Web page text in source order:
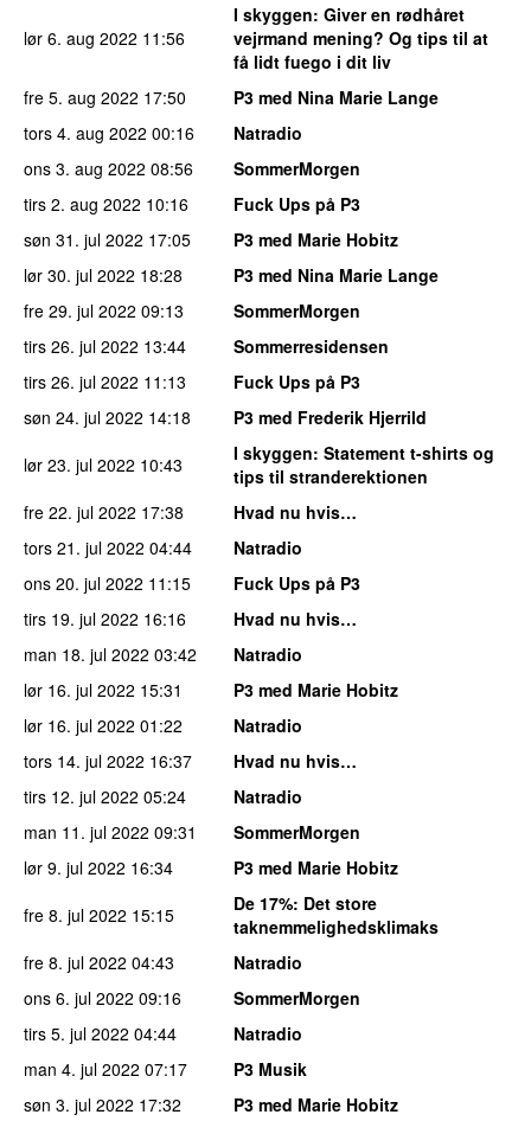
lør 6. aug 2022 11:56
I skyggen: Giver en rødhåret
vejrmand mening? Og tips til at
få lidt fuego i dit liv
fre 5. aug 2022 17:50
P3 med Nina Marie Lange
tors 4. aug 2022 00:16
Natradio
ons 3. aug 2022 08:56
SommerMorgen
tirs 2. aug 2022 10:16
Fuck Ups på P3
søn 31. jul 2022 17:05
P3 med Marie Hobitz
lør 30. jul 2022 18:28
P3 med Nina Marie Lange
fre 29. jul 2022 09:13
SommerMorgen
tirs 26. jul 2022 13:44
Sommerresidensen
tirs 26. jul 2022 11:13
Fuck Ups på P3
søn 24. jul 2022 14:18
P3 med Frederik Hjerrild
lør 23. jul 2022 10:43 I skyggen: Statement t-shirts og
tips til stranderektionen
fre 22. jul 2022 17:38
Hvad nu hvis…
tors 21. jul 2022 04:44
Natradio
ons 20. jul 2022 11:15
Fuck Ups på P3
tirs 19. jul 2022 16:16
Hvad nu hvis…
man 18. jul 2022 03:42
Natradio
lør 16. jul 2022 15:31
P3 med Marie Hobitz
lør 16. jul 2022 01:22
Natradio
tors 14. jul 2022 16:37
Hvad nu hvis…
tirs 12. jul 2022 05:24
Natradio
man 11. jul 2022 09:31
SommerMorgen
lør 9. jul 2022 16:34
P3 med Marie Hobitz
fre 8. jul 2022 15:15 De 17%: Det store
taknemmelighedsklimaks
fre 8. jul 2022 04:43
Natradio
ons 6. jul 2022 09:16
SommerMorgen
tirs 5. jul 2022 04:44
Natradio
man 4. jul 2022 07:17
P3 Musik
søn 3. jul 2022 17:32
P3 med Marie Hobitz